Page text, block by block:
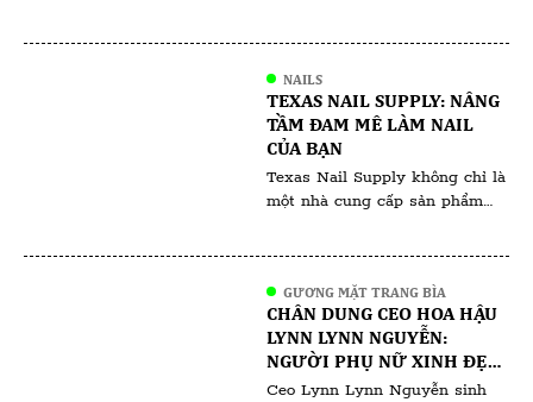
hướng trang điểm gần đây như
Latte Makeup, Strawberry
Makeup và những xu hướng
khác không chỉ mang tính
thẩm mỹ; chúng còn […]
NAILS
TEXAS NAIL SUPPLY: NÂNG
TẦM ĐAM MÊ LÀM NAIL
CỦA BẠN
Texas Nail Supply không chỉ là
một nhà cung cấp sản phẩm
từ tiệm nail chuyên nghiệp đến
những người yêu thích làm nail
tại nhà. Với cam kết về chất
lượng sản phẩm, giá cả […]
GƯƠNG MẶT TRANG BÌA
CHÂN DUNG CEO HOA HẬU
LYNN LYNN NGUYỄN:
NGƯỜI PHỤ NỮ XINH ĐẸP,
TÀI NĂNG VÀ THÀNH ĐẠT
Ceo Lynn Lynn Nguyễn sinh